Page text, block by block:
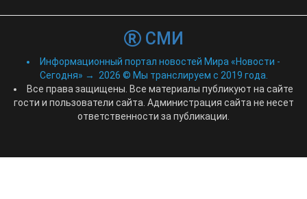
СМИ
Информационный портал новостей Мира «Новости -
Сегодня» → 2026 © Мы транслируем с 2019 года.
Все права защищены. Все материалы публикуют на сайте
гости и пользователи сайта. Администрация сайта не несет
ответственности за публикации.